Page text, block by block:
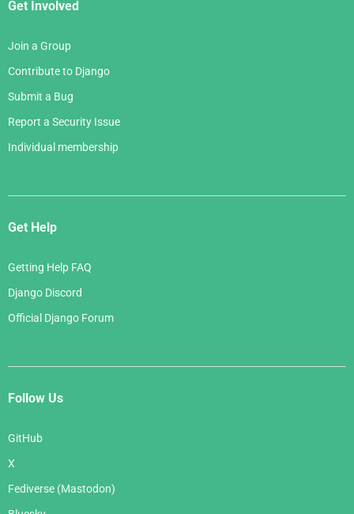
Get Involved
Join a Group
Contribute to Django
Submit a Bug
Report a Security Issue
Individual membership
Get Help
Getting Help FAQ
Django Discord
Official Django Forum
Follow Us
GitHub
X
Fediverse (Mastodon)